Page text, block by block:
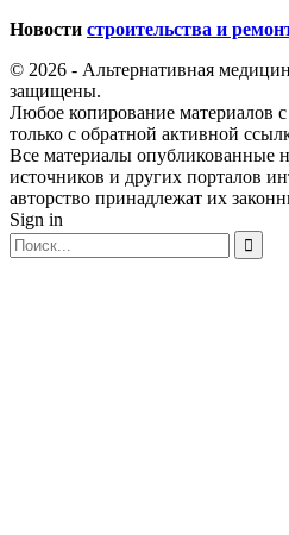
Новости строительства и
© 2026 - Альтернативная
защищены.
Любое копирование материалов с
только с обратной активной
Все материалы опубликованные
источников и других порталов
авторство принадлежат их
Sign in